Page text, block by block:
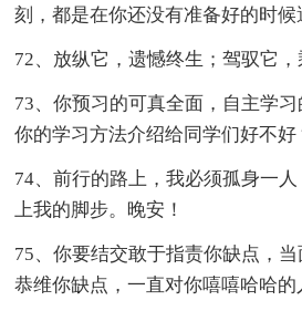
刻，都是在你还没有准备好的时候
72、放纵它，遗憾终生；驾驭它，
73、你预习的可真全面，自主学
你的学习方法介绍给同学们好不好
74、前行的路上，我必须孤身一
上我的脚步。晚安！
75、你要结交敢于指责你缺点，
恭维你缺点，一直对你嘻嘻哈哈的